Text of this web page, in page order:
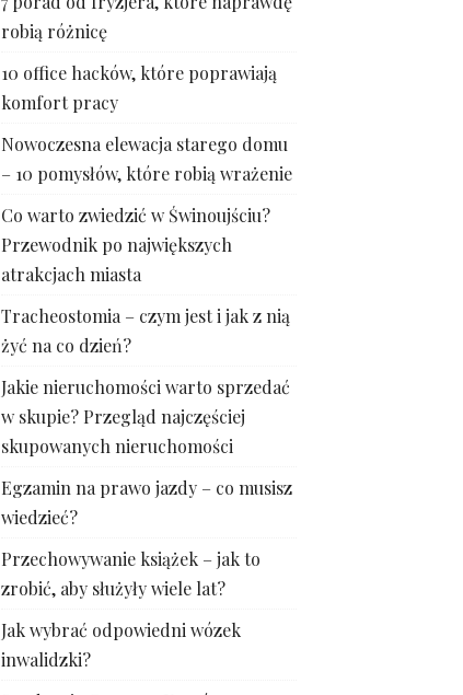
robią różnicę
10 office hacków, które poprawiają
komfort pracy
Nowoczesna elewacja starego domu
– 10 pomysłów, które robią wrażenie
Co warto zwiedzić w Świnoujściu?
Przewodnik po największych
atrakcjach miasta
Tracheostomia – czym jest i jak z nią
żyć na co dzień?
Jakie nieruchomości warto sprzedać
w skupie? Przegląd najczęściej
skupowanych nieruchomości
Egzamin na prawo jazdy – co musisz
wiedzieć?
Przechowywanie książek – jak to
zrobić, aby służyły wiele lat?
Jak wybrać odpowiedni wózek
inwalidzki?